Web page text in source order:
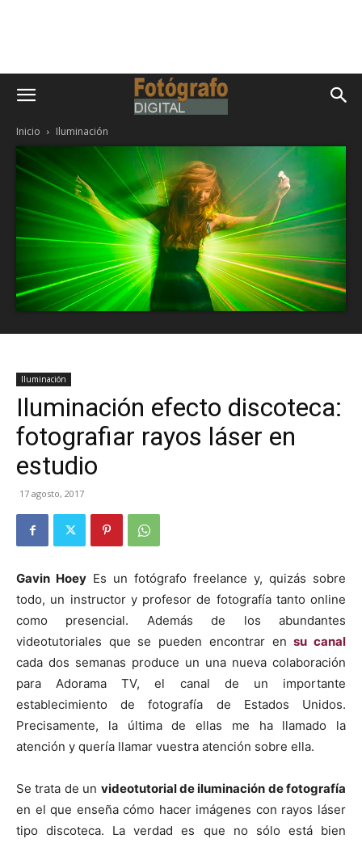
Inicio Iluminación
Iluminación
Iluminación efecto discoteca:
fotografiar rayos láser en
estudio
17 agosto, 2017
Gavin Hoey Es un fotógrafo freelance y, quizás sobre
todo, un instructor y profesor de fotografía tanto online
como presencial. Además de los abundantes
videotutoriales que se pueden encontrar ensu canal
cada dos semanas produce un una nueva colaboración
para Adorama TV, el canal de un importante
establecimiento de fotografía de Estados Unidos.
Precisamente, la última de ellas me ha llamado la
atención y quería llamar vuestra atención sobre ella.
Se trata de un videotutorial de iluminación de fotografía
en el que enseña cómo hacer imágenes con rayos láser
tipo discoteca. La verdad es que no sólo está bien